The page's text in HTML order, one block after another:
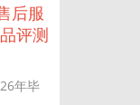
后服
评测
年毕